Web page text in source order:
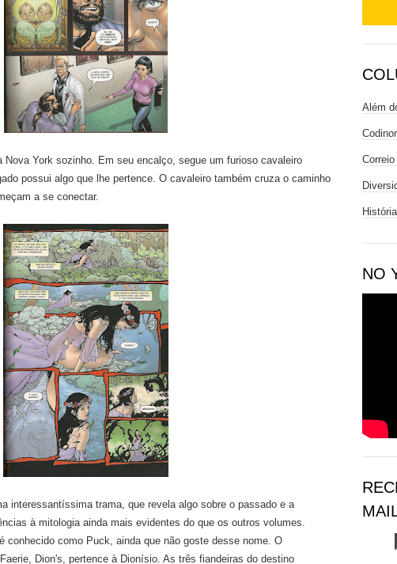
Nova York sozinho. Em seu encalço, segue um furioso cavaleiro
possui algo que lhe pertence. O cavaleiro também cruza o caminho
a se conectar.
interessantíssima trama, que revela algo sobre o passado e a
à mitologia ainda mais evidentes do que os outros volumes.
conhecido como Puck, ainda que não goste desse nome. O
Dion's, pertence à Dionísio. As três fiandeiras do destino
Além
NO